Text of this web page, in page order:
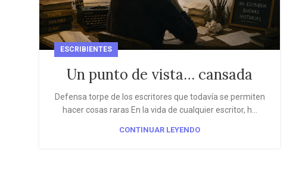
ESCRIBIENTES
Un punto de vista… cansada
Defensa torpe de los escritores que todavía se permiten
hacer cosas raras En la vida de cualquier escritor, h...
CONTINUAR LEYENDO